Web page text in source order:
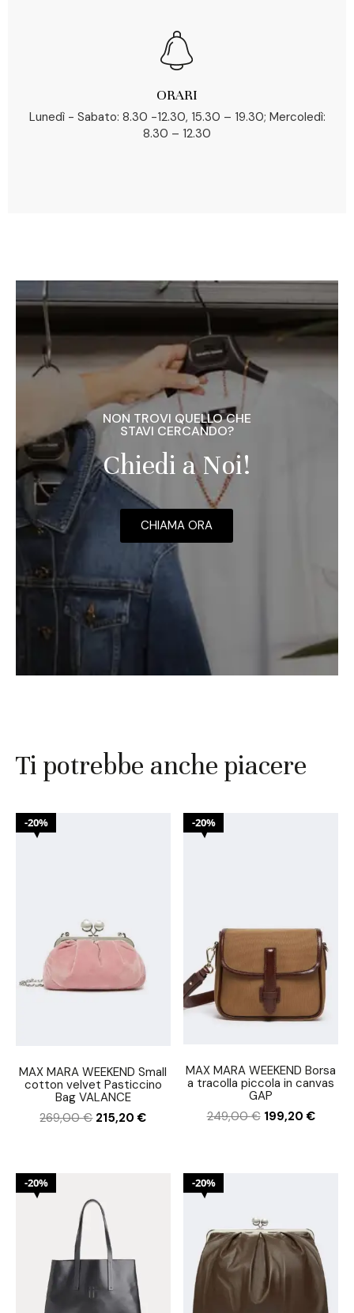
ORARI
Lunedì - Sabato: 8.30 -12.30, 15.30 – 19.30; Mercoledì:
8.30 – 12.30
NON TROVI QUELLO CHE
STAVI CERCANDO?
Chiedi a Noi!
CHIAMA ORA
Ti potrebbe anche piacere
20%
MAX MARA WEEKEND Small
cotton velvet Pasticcino
Bag VALANCE
269,00€ 215,20€
20%
MAX MARA WEEKEND Borsa
a tracolla piccola in canvas
GAP
249,00€ 199,20€
20% 20%